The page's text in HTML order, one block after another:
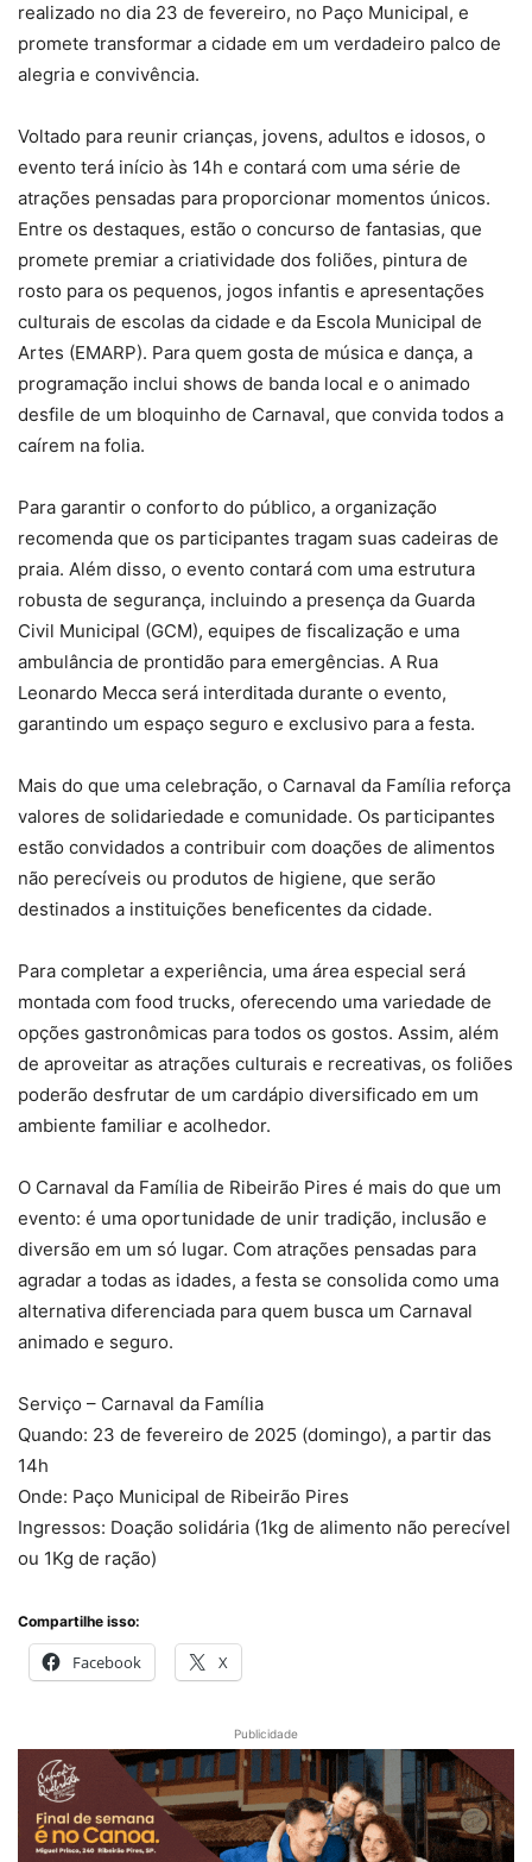
realizado no dia 23 de fevereiro, no Paço Municipal, e
promete transformar a cidade em um verdadeiro palco de
alegria e convivência.
Voltado para reunir crianças, jovens, adultos e idosos, o
evento terá início às 14h e contará com uma série de
atrações pensadas para proporcionar momentos únicos.
Entre os destaques, estão o concurso de fantasias, que
promete premiar a criatividade dos foliões, pintura de
rosto para os pequenos, jogos infantis e apresentações
culturais de escolas da cidade e da Escola Municipal de
Artes (EMARP). Para quem gosta de música e dança, a
programação inclui shows de banda local e o animado
desfile de um bloquinho de Carnaval, que convida todos a
caírem na folia.
Para garantir o conforto do público, a organização
recomenda que os participantes tragam suas cadeiras de
praia. Além disso, o evento contará com uma estrutura
robusta de segurança, incluindo a presença da Guarda
Civil Municipal (GCM), equipes de fiscalização e uma
ambulância de prontidão para emergências. A Rua
Leonardo Mecca será interditada durante o evento,
garantindo um espaço seguro e exclusivo para a festa.
Mais do que uma celebração, o Carnaval da Família reforça
valores de solidariedade e comunidade. Os participantes
estão convidados a contribuir com doações de alimentos
não perecíveis ou produtos de higiene, que serão
destinados a instituições beneficentes da cidade.
Para completar a experiência, uma área especial será
montada com food trucks, oferecendo uma variedade de
opções gastronômicas para todos os gostos. Assim, além
de aproveitar as atrações culturais e recreativas, os foliões
poderão desfrutar de um cardápio diversificado em um
ambiente familiar e acolhedor.
O Carnaval da Família de Ribeirão Pires é mais do que um
evento: é uma oportunidade de unir tradição, inclusão e
diversão em um só lugar. Com atrações pensadas para
agradar a todas as idades, a festa se consolida como uma
alternativa diferenciada para quem busca um Carnaval
animado e seguro.
Serviço – Carnaval da Família
Quando: 23 de fevereiro de 2025 (domingo), a partir das
14h
Onde: Paço Municipal de Ribeirão Pires
Ingressos: Doação solidária (1kg de alimento não perecível
ou 1Kg de ração)
Compartilhe isso:
Facebook X
Publicidade